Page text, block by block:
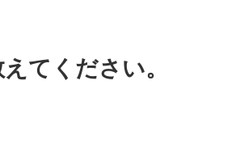
てください。